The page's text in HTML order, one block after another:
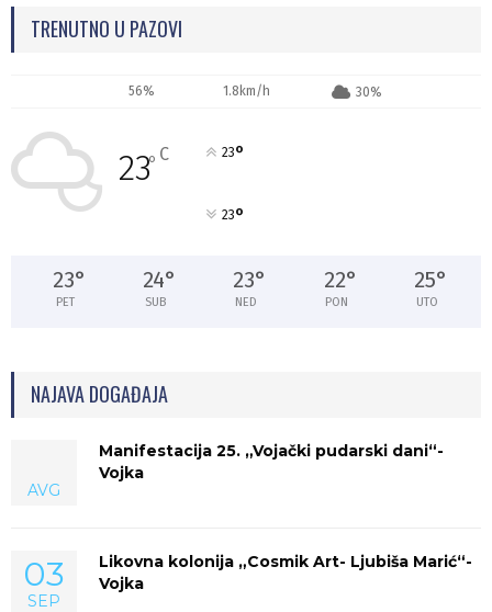
TRENUTNO U PAZOVI
56% 1.8km/h 30%
23° C 23°
23°
23°
PET
24°
SUB
23°
NED
22°
PON
25°
UTO
NAJAVA DOGAĐAJA
AVG
Manifestacija 25. „Vojački pudarski dani“-
Vojka
03
SEP
Likovna kolonija „Cosmik Art- Ljubiša Marić“-
Vojka